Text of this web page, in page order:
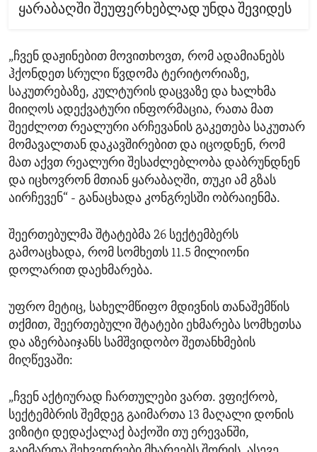
ყარაბაღში შეუფერხებლად უნდა შევიდეს
„ჩვენ დაჟინებით მოვითხოვთ, რომ ადამიანებს
ჰქონდეთ სრული წვდომა ტერიტორიაზე,
საკუთრებაზე, კულტურის დაცვაზე და ხალხმა
მიიღოს ადექვატური ინფორმაცია, რათა მათ
შეეძლოთ რეალური არჩევანის გაკეთება საკუთარ
მომავალთან დაკავშირებით და იცოდნენ, რომ
მათ აქვთ რეალური შესაძლებლობა დაბრუნდნენ
და იცხოვრონ მთიან ყარაბაღში, თუკი ამ გზას
აირჩევენ“ - განაცხადა კონგრესში ობრაიენმა.
შეერთებულმა შტატებმა 26 სექტემბერს
გამოაცხადა, რომ სომხეთს 11.5 მილიონი
დოლარით დაეხმარება.
უფრო მეტიც, სახელმწიფო მდივნის თანაშემწის
თქმით, შეერთებული შტატები ეხმარება სომხეთსა
და აზერბაიჯანს სამშვიდობო შეთანხმების
მიღწევაში:
„ჩვენ აქტიურად ჩართულები ვართ. ვფიქრობ,
სექტემბრის შემდეგ გაიმართა 13 მაღალი დონის
ვიზიტი დედაქალაქ ბაქოში თუ ერევანში,